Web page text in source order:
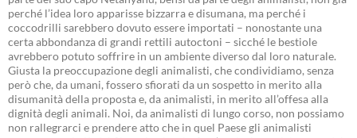
perché l’idea loro apparisse bizzarra e disumana, ma perché i
coccodrilli sarebbero dovuto essere importati – nonostante una
certa abbondanza di grandi rettili autoctoni – sicché le bestiole
avrebbero potuto soffrire in un ambiente diverso dal loro naturale.
Giusta la preoccupazione degli animalisti, che condividiamo, senza
però che, da umani, fossero sfiorati da un sospetto in merito alla
disumanità della proposta e, da animalisti, in merito all’offesa alla
dignità degli animali. Noi, da animalisti di lungo corso, non possiamo
non rallegrarci e prendere atto che in quel Paese gli animalisti